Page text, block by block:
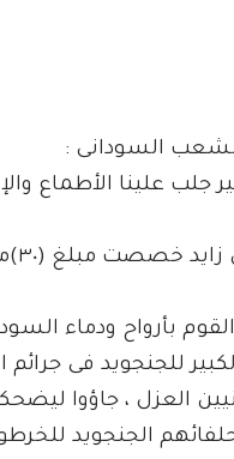
السودانى :
جلب علينا الأطماع
بأرواح ودماء
للجنجويد فى جرائم
العزل ، جاؤوا
حلفائهم الجنجويد